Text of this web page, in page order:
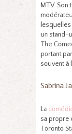
MTV. Son
un stand-
The
portant
souvent à
Sabrina
La
sa propre
Toronto